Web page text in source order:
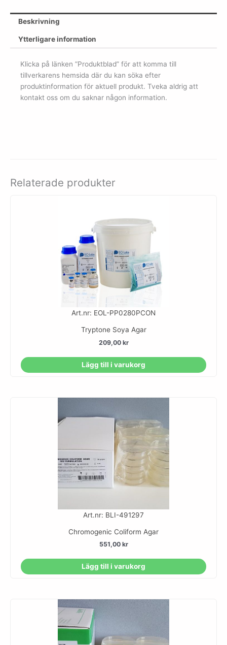
Beskrivning
Ytterligare information
Klicka på länken ”Produktblad” för att komma till
tillverkarens hemsida där du kan söka efter
produktinformation för aktuell produkt. Tveka aldrig att
kontakt oss om du saknar någon information.
Relaterade produkter
Art.nr: EOL-PP0280PCON
Tryptone Soya Agar
209,00 kr
Lägg till i varukorg
Art.nr: BLI-491297
Chromogenic Coliform Agar
551,00 kr
Lägg till i varukorg